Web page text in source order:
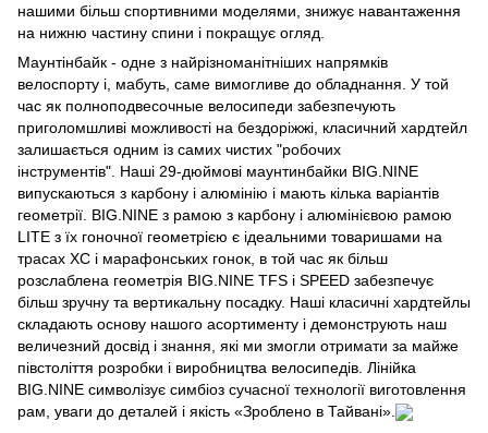
нашими більш спортивними моделями, знижує навантаження
на нижню частину спини і покращує огляд.
Маунтінбайк - одне з найрізноманітніших напрямків
велоспорту і, мабуть, саме вимогливе до обладнання. У той
час як полноподвесочные велосипеди забезпечують
приголомшливі можливості на бездоріжжі, класичний хардтейл
залишається одним із самих чистих "робочих
інструментів". Наші 29-дюймові маунтинбайки BIG.NINE
випускаються з карбону і алюмінію і мають кілька варіантів
геометрії. BIG.NINE з рамою з карбону і алюмінієвою рамою
LITE з їх гоночної геометрією є ідеальними товаришами на
трасах XC і марафонських гонок, в той час як більш
розслаблена геометрія BIG.NINE TFS і SPEED забезпечує
більш зручну та вертикальну посадку. Наші класичні хардтейлы
складають основу нашого асортименту і демонструють наш
величезний досвід і знання, які ми змогли отримати за майже
півстоліття розробки і виробництва велосипедів. Лінійка
BIG.NINE символізує симбіоз сучасної технології виготовлення
рам, уваги до деталей і якість «Зроблено в Тайвані».